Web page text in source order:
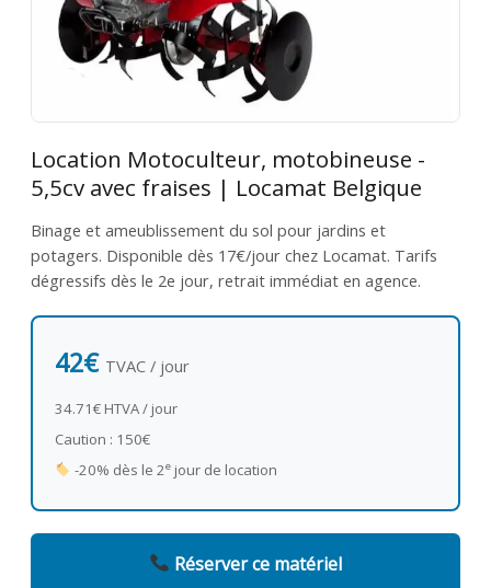
Location Motoculteur, motobineuse -
5,5cv avec fraises | Locamat Belgique
Binage et ameublissement du sol pour jardins et
potagers. Disponible dès 17€/jour chez Locamat. Tarifs
dégressifs dès le 2e jour, retrait immédiat en agence.
42€ TVAC / jour
34.71€ HTVA / jour
Caution : 150€
-20% dès le 2ejour de location
Réserver ce matériel